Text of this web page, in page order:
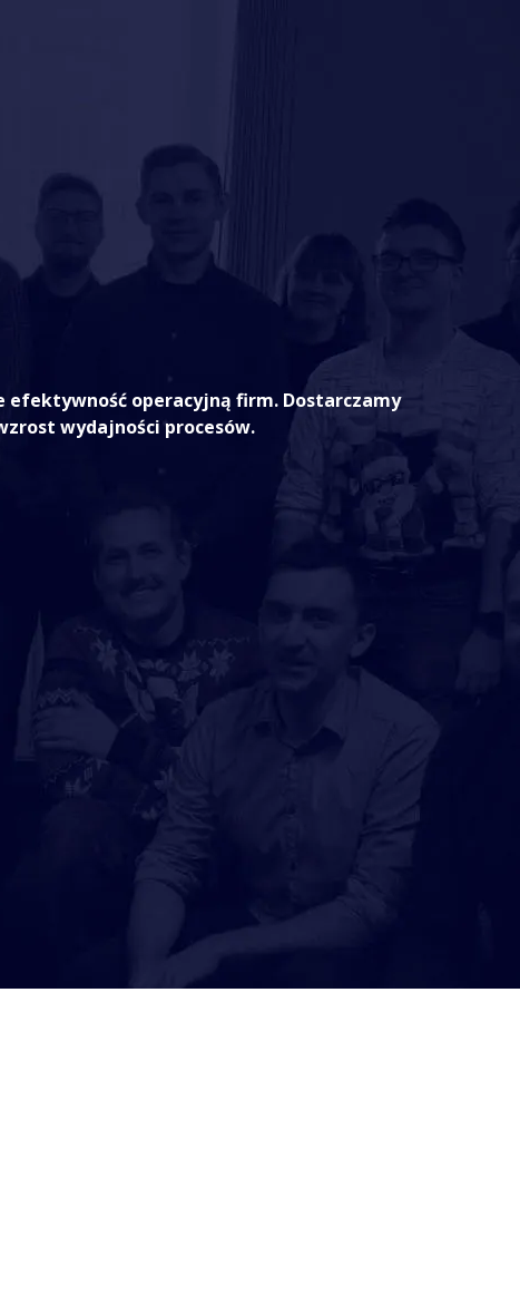
efektywność operacyjną firm. Dostarczamy
wydajności procesów.